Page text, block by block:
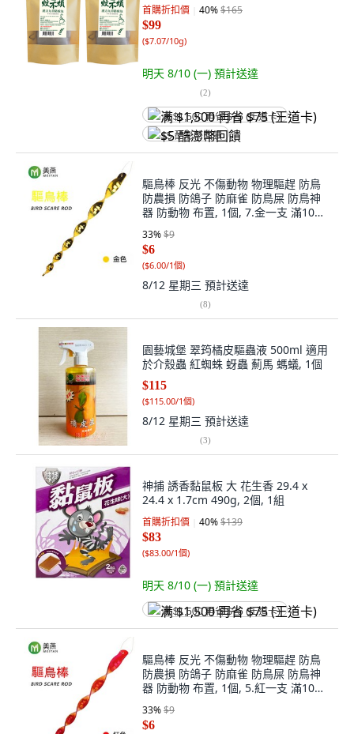
首購折扣價 40%$165
$99
($7.07/10g)
明天 8/10 (一) 預計送達
(2)
满 $1,500 再省 $75 (王道卡)
$5 酷澎幣回饋
驅鳥棒 反光 不傷動物 物理驅趕 防鳥
防農損 防鴿子 防麻雀 防鳥屎 防鳥神
器 防動物 布置, 1個, 7.金一支 滿10支
一包裝
33%$9
$6
($6.00/1個)
8/12 星期三 預計送達
(8)
園藝城堡 翠筠橘皮驅蟲液 500ml 適用
於介殼蟲 紅蜘蛛 蚜蟲 薊馬 螞蟻, 1個
$115
($115.00/1個)
8/12 星期三 預計送達
(3)
神捕 誘香黏鼠板 大 花生香 29.4 x
24.4 x 1.7cm 490g, 2個, 1組
首購折扣價 40%$139
$83
($83.00/1個)
明天 8/10 (一) 預計送達
满 $1,500 再省 $75 (王道卡)
驅鳥棒 反光 不傷動物 物理驅趕 防鳥
防農損 防鴿子 防麻雀 防鳥屎 防鳥神
器 防動物 布置, 1個, 5.紅一支 滿10支
一包裝
33%$9
$6